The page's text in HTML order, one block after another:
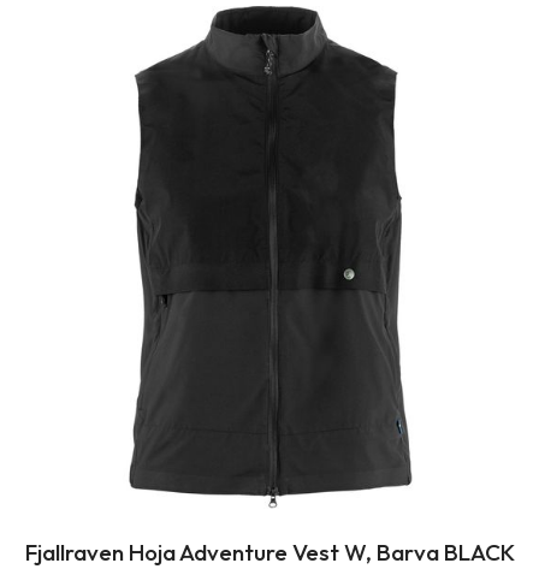
Fjallraven Hoja Adventure Vest W, Barva BLACK